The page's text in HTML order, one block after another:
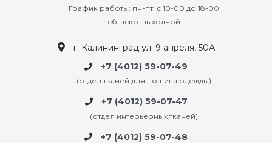
График работы: пн-пт: с 10-00 до 18-00
сб-вскр: выходной
г. Калининград ул. 9 апреля, 50А
+7 (4012) 59-07-49
(отдел тканей для пошива одежды)
+7 (4012) 59-07-47
(отдел интерьерных тканей)
+7 (4012) 59-07-48